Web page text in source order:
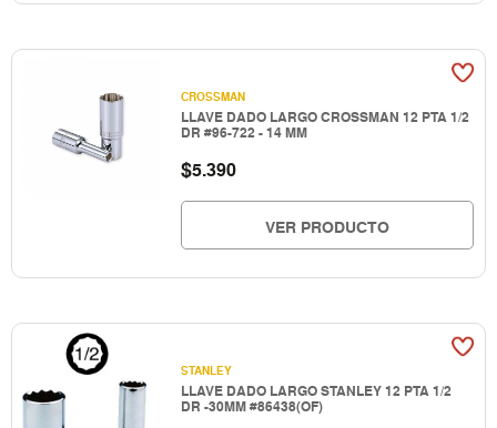
CROSSMAN
LLAVE DADO LARGO CROSSMAN 12 PTA 1/2
DR #96-722 - 14 MM
$5.390
VER PRODUCTO
STANLEY
LLAVE DADO LARGO STANLEY 12 PTA 1/2
DR -30MM #86438(OF)